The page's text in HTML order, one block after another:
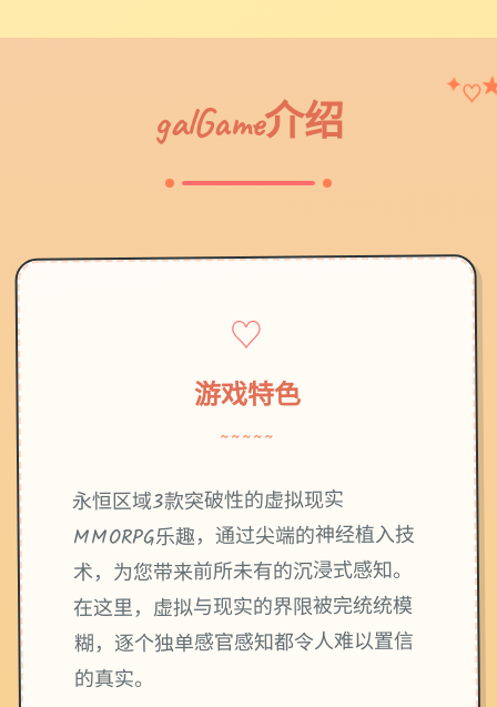
galGame介绍
✦♡
♡
游戏特色
~~~~~
永恒区域3款突破性的虚拟现实
MMORPG乐趣，通过尖端的神经植入技
术，为您带来前所未有的沉浸式感知。
在这里，虚拟与现实的界限被完统统模
糊，逐个独单感官感知都令人难以置信
的真实。